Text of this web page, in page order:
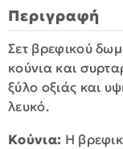
Περιγραφή
Σετ βρεφικού
κούνια και
ξύλο οξιάς και
λευκό.
Κούνια: Η